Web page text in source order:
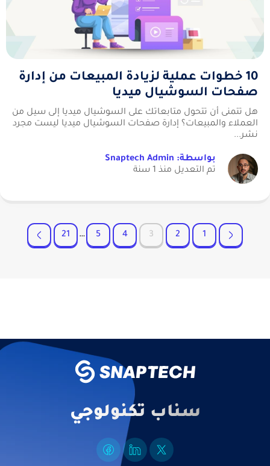
10 خطوات عملية لزيادة المبيعات من إدارة
صفحات السوشيال ميديا
هل تتمنى أن تتحول متابعاتك على السوشيال ميديا إلى سيل من
العملاء والمبيعات؟ إدارة صفحات السوشيال ميديا ليست مجرد
نشر...
بواسطة: Snaptech Admin
تم التعديل منذ 1 سنة
1
2
3
4
5
…
21
سناب تكنولوجي